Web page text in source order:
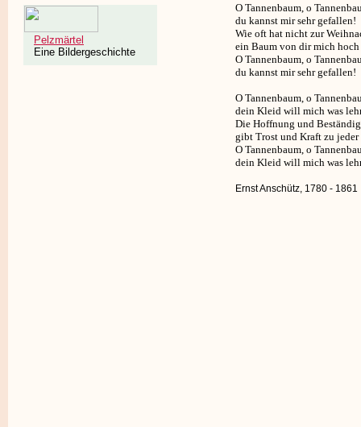
Pelzmärtel
Eine Bildergeschichte
O Tannenbaum, o
du kannst mir sehr gefallen!
Wie oft hat nicht zur
ein Baum von dir mich
O Tannenbaum, o
du kannst mir sehr gefallen!
O Tannenbaum, o
dein Kleid will mich was
Die Hoffnung und
gibt Trost und Kraft zu
O Tannenbaum, o
dein Kleid will mich was
Ernst Anschütz, 1780 - 1861